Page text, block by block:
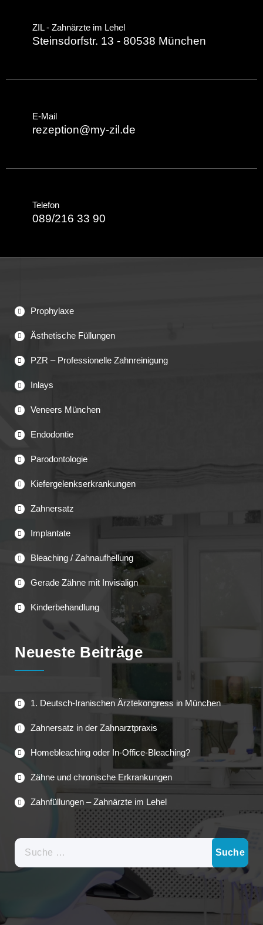
ZIL - Zahnärzte im Lehel
Steinsdorfstr. 13 - 80538 München
E-Mail
rezeption@my-zil.de
Telefon
089/216 33 90
Prophylaxe
Ästhetische Füllungen
PZR – Professionelle Zahnreinigung
Inlays
Veneers München
Endodontie
Parodontologie
Kiefergelenkserkrankungen
Zahnersatz
Implantate
Bleaching / Zahnaufhellung
Gerade Zähne mit Invisalign
Kinderbehandlung
Neueste Beiträge
1. Deutsch-Iranischen Ärztekongress in München
Zahnersatz in der Zahnarztpraxis
Homebleaching oder In-Office-Bleaching?
Zähne und chronische Erkrankungen
Zahnfüllungen – Zahnärzte im Lehel
Suche
nach: